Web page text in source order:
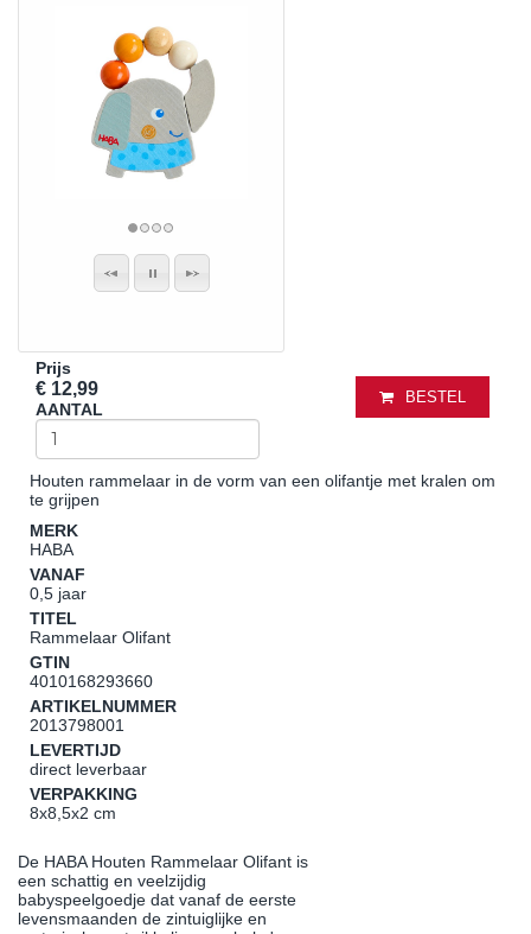
Prijs
€ 12,99
AANTAL
BESTEL
Houten rammelaar in de vorm van een olifantje met kralen om
te grijpen
MERK
HABA
VANAF
0,5 jaar
TITEL
Rammelaar Olifant
GTIN
4010168293660
ARTIKELNUMMER
2013798001
LEVERTIJD
direct leverbaar
VERPAKKING
8x8,5x2 cm
De HABA Houten Rammelaar Olifant is
een schattig en veelzijdig
babyspeelgoedje dat vanaf de eerste
levensmaanden de zintuiglijke en